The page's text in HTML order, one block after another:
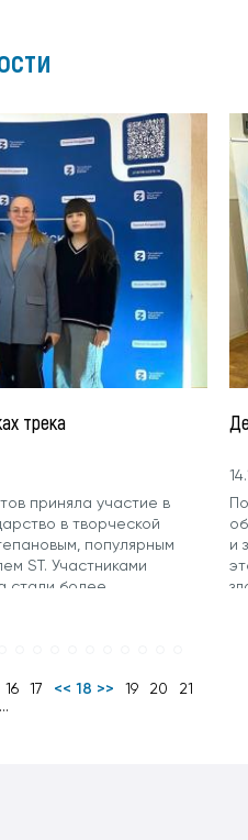
трека
приняла участие в
в творческой
популярным
ST. Участниками
более...
и
16 17 << 18 >> 19 20
21
...